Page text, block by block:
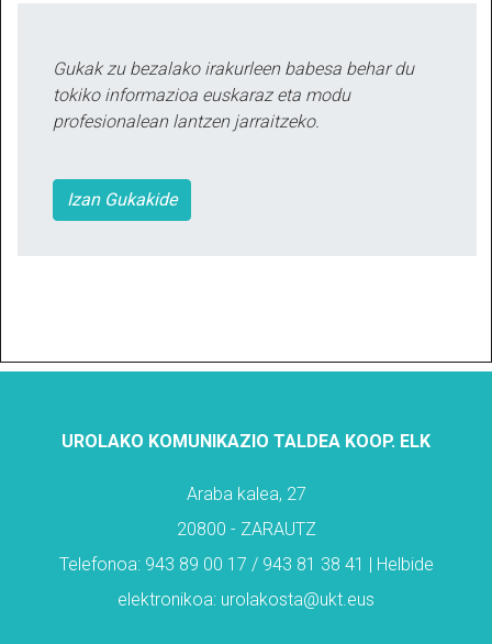
Gukak zu bezalako irakurleen babesa behar du
tokiko informazioa euskaraz eta modu
profesionalean lantzen jarraitzeko.
Izan Gukakide
UROLAKO KOMUNIKAZIO TALDEA KOOP. ELK
Araba kalea, 27
20800 - ZARAUTZ
Telefonoa: 943 89 00 17 / 943 81 38 41 | Helbide
elektronikoa: urolakosta@ukt.eus